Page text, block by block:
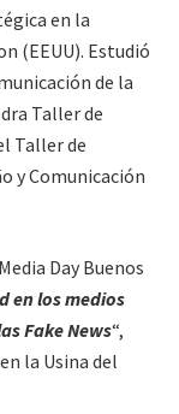
en la
(EEUU). Estudió
de la
Taller de
Taller de
y Comunicación
Day Buenos
en los medios
Fake News“,
la Usina del